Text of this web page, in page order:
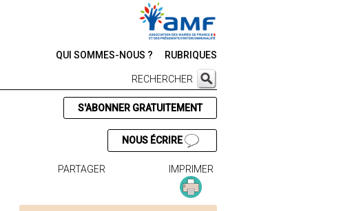
QUI SOMMES-NOUS ? RUBRIQUES
RECHERCHER
S'ABONNER GRATUITEMENT
NOUS ÉCRIRE
PARTAGER IMPRIMER